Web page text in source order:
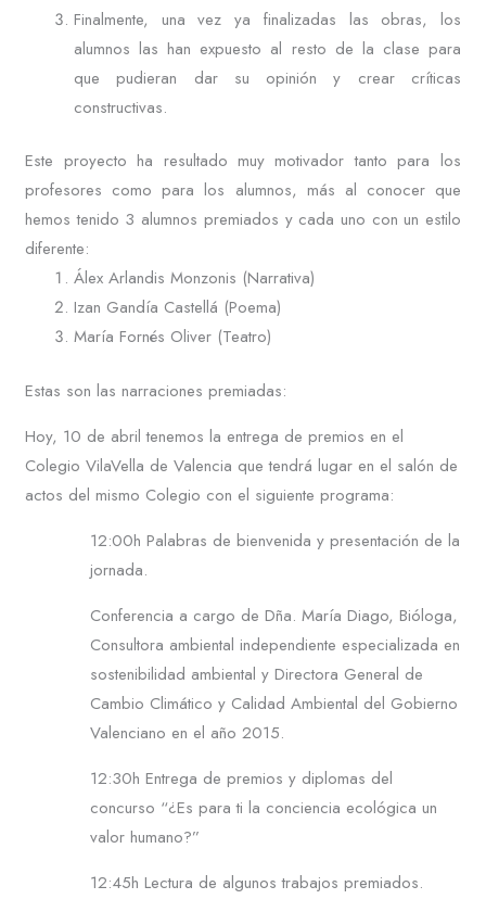
Finalmente, una vez ya finalizadas las obras, los
alumnos las han expuesto al resto de la clase para
que pudieran dar su opinión y crear críticas
constructivas.
Este proyecto ha resultado muy motivador tanto para los
profesores como para los alumnos, más al conocer que
hemos tenido 3 alumnos premiados y cada uno con un estilo
diferente:
Álex Arlandis Monzonis (Narrativa)
Izan Gandía Castellá (Poema)
María Fornés Oliver (Teatro)
Estas son las narraciones premiadas:
Hoy, 10 de abril tenemos la entrega de premios en el
Colegio VilaVella de Valencia que tendrá lugar en el salón de
actos del mismo Colegio con el siguiente programa:
12:00h Palabras de bienvenida y presentación de la
jornada.
Conferencia a cargo de Dña. María Diago, Bióloga,
Consultora ambiental independiente especializada en
sostenibilidad ambiental y Directora General de
Cambio Climático y Calidad Ambiental del Gobierno
Valenciano en el año 2015.
12:30h Entrega de premios y diplomas del
concurso “¿Es para ti la conciencia ecológica un
valor humano?”
12:45h Lectura de algunos trabajos premiados.